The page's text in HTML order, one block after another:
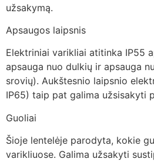
užsakymą.
Apsaugos laipsnis
Elektriniai varikliai atitinka IP55
apsauga nuo dulkių ir apsauga
srovių). Aukštesnio laipsnio
IP65) taip pat galima užsisakyti
Guoliai
Šioje lentelėje parodyta, kokie
varikliuose. Galima užsakyti